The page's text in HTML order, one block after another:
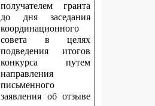
получателем гранта
до дня заседания
координационного
совета в целях
подведения итогов
конкурса путем
направления
письменного
заявления об отзыве